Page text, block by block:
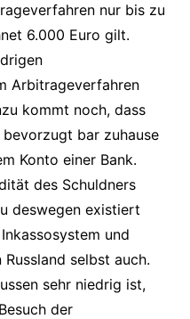
nur bis zu
6.000 Euro gilt.
Arbitrageverfahren
kommt noch, dass
bar zuhause
Konto einer Bank.
des Schuldners
deswegen existiert
und
selbst auch.
sehr niedrig ist,
der